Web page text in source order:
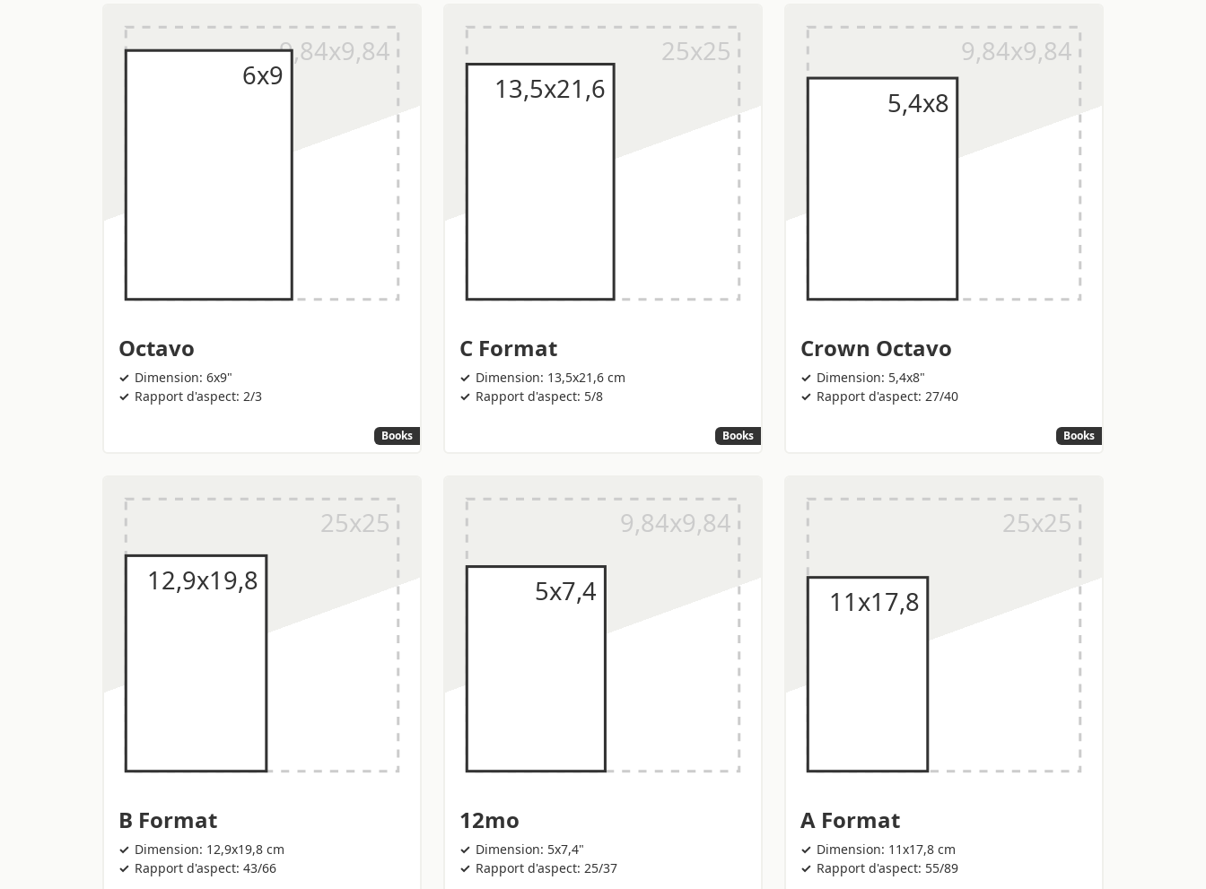
Octavo
Dimension: 6x9"
Rapport d'aspect: 2/3
Books
C Format
Dimension: 13,5x21,6 cm
Rapport d'aspect: 5/8
Books
Crown Octavo
Dimension: 5,4x8"
Rapport d'aspect: 27/40
Books
B Format
Dimension: 12,9x19,8 cm
Rapport d'aspect: 43/66
12mo
Dimension: 5x7,4"
Rapport d'aspect: 25/37
A Format
Dimension: 11x17,8 cm
Rapport d'aspect: 55/89